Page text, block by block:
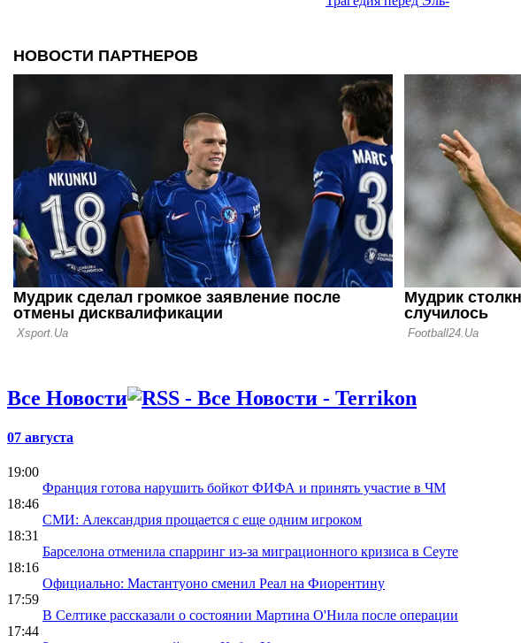
в Эль-Класико
10.05.26 10:43
Эль-Класико: 10 вопросов о
главном противостоянии
мирового футбола
Все Новости
07 августа
19:00
Франция готова нарушить бойкот ФИФА и принять участие в ЧМ
18:46
СМИ: Александрия прощается с еще одним игроком
18:31
Барселона отменила спарринг из-за миграционного кризиса в Сеуте
18:16
Официально: Мастантуоно сменил Реал на Фиорентину
17:59
В Селтике рассказали о состоянии Мартина О'Нила после операции
17:44